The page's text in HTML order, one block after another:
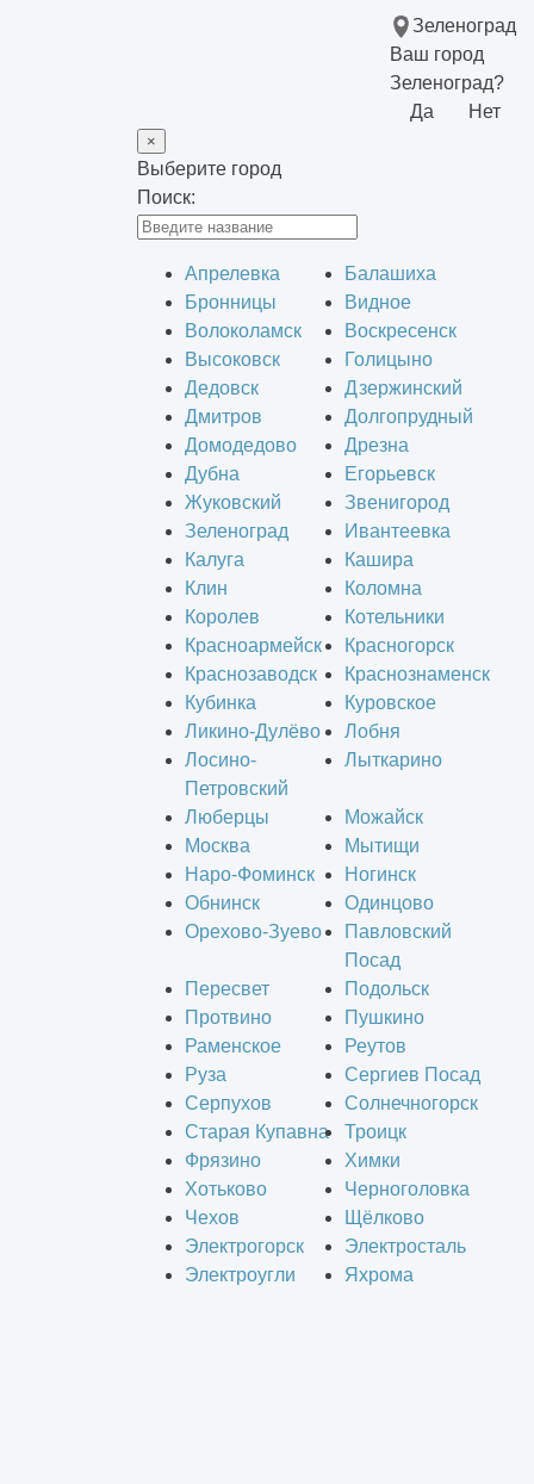
Зеленоград
Ваш город
Зеленоград?
Да
Нет
×
Выберите город
Поиск:
Апрелевка
Балашиха
Бронницы
Видное
Волоколамск
Воскресенск
Высоковск
Голицыно
Дедовск
Дзержинский
Дмитров
Долгопрудный
Домодедово
Дрезна
Дубна
Егорьевск
Жуковский
Звенигород
Зеленоград
Ивантеевка
Калуга
Кашира
Клин
Коломна
Королев
Котельники
Красноармейск
Красногорск
Краснозаводск
Краснознаменск
Кубинка
Куровское
Ликино-Дулёво
Лобня
Лосино-
Петровский
Лыткарино
Люберцы
Можайск
Москва
Мытищи
Наро-Фоминск
Ногинск
Обнинск
Одинцово
Орехово-Зуево
Павловский
Посад
Пересвет
Подольск
Протвино
Пушкино
Раменское
Реутов
Руза
Сергиев Посад
Серпухов
Солнечногорск
Старая Купавна
Троицк
Фрязино
Химки
Хотьково
Черноголовка
Чехов
Щёлково
Электрогорск
Электросталь
Электроугли
Яхрома